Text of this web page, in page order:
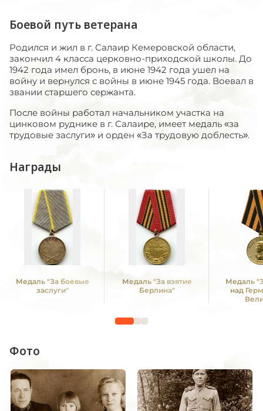
Боевой путь ветерана
Родился и жил в г. Салаир Кемеровской области,
закончил 4 класса церковно-приходской школы. До
1942 года имел бронь, в июне 1942 года ушел на
войну и вернулся с войны в июне 1945 года. Воевал в
звании старшего сержанта.
После войны работал начальником участка на
цинковом руднике в г. Салаире, имеет медаль «за
трудовые заслуги» и орден «За трудовую доблесть».
Награды
Медаль "За боевые
заслуги"
Медаль "За взятие
Берлина"
Медаль
над
Фото